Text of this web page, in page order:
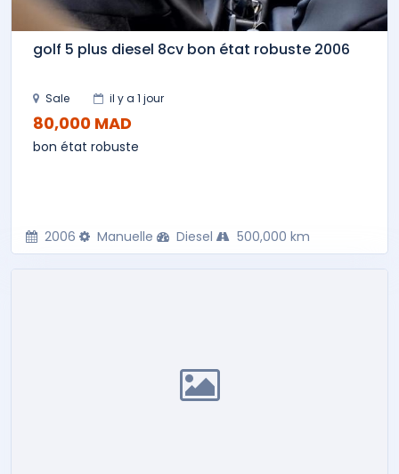
golf 5 plus diesel 8cv bon état robuste 2006
Sale il y a 1 jour
80,000 MAD
bon état robuste
2006 Manuelle Diesel 500,000 km